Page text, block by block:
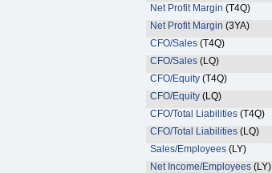
Net Profit Margin (T4Q)
Net Profit Margin (3YA)
CFO/Sales (T4Q)
CFO/Sales (LQ)
CFO/Equity (T4Q)
CFO/Equity (LQ)
CFO/Total Liabilities (T4Q)
CFO/Total Liabilities (LQ)
Sales/Employees (LY)
Net Income/Employees (LY)